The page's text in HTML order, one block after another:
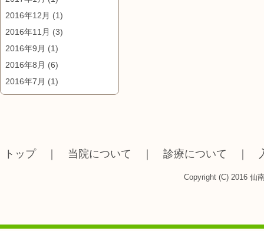
2016年12月 (1)
2016年11月 (3)
2016年9月 (1)
2016年8月 (6)
2016年7月 (1)
トップ｜ 当院について 診療について
Copyright (C) 2016 仙